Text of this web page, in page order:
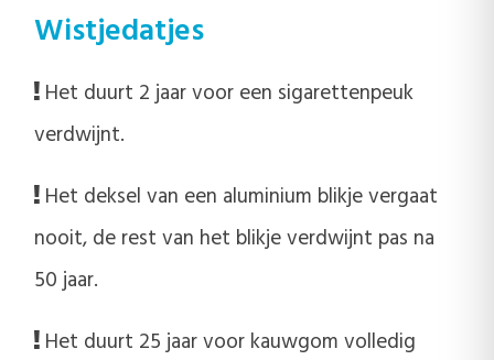
Wistjedatjes
Het duurt 2 jaar voor een sigarettenpeuk
verdwijnt.
Het deksel van een aluminium blikje vergaat
nooit, de rest van het blikje verdwijnt pas na
50 jaar.
Het duurt 25 jaar voor kauwgom volledig